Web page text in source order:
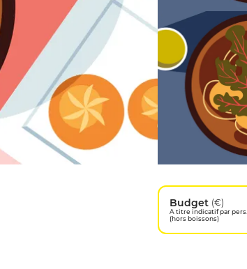
Budget (€)
A titre indicatif par pers.
(hors boissons)